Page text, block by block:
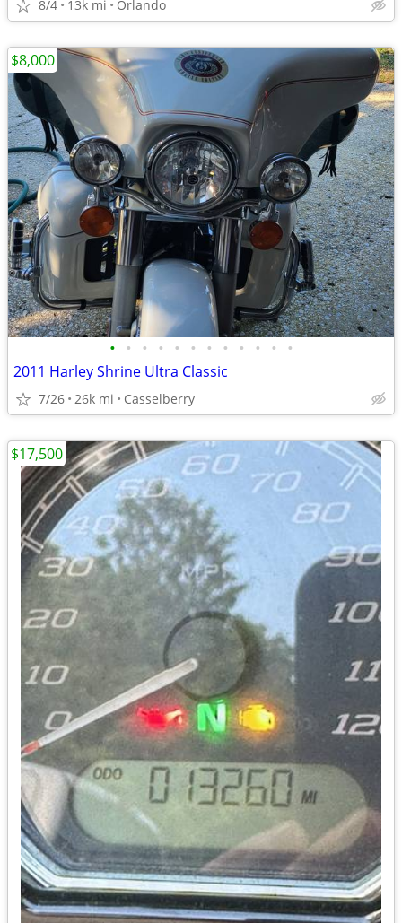
8/4 13k mi Orlando
• • • • • • • • • • • •
2011 Harley Shrine Ultra Classic
7/26 26k mi Casselberry
$8,000
$17,500